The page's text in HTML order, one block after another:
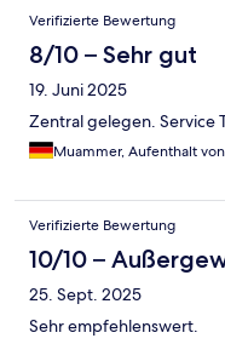
Verifizierte Bewertung
8/10 – Sehr gut
19. Juni 2025
Zentral gelegen. Service
Muammer, Aufenthalt
Verifizierte Bewertung
10/10 –
25. Sept. 2025
Sehr empfehlenswert.